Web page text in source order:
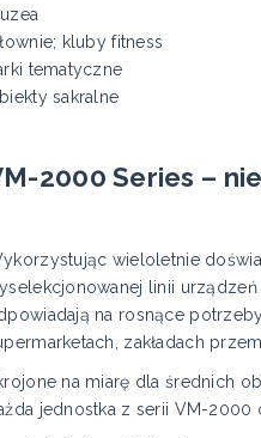
kluby fitness
tematyczne
sakralne
2000 Series –
wieloletnie
linii
na rosnące
zakładach
na miarę dla średnich
jednostka z serii VM-2000